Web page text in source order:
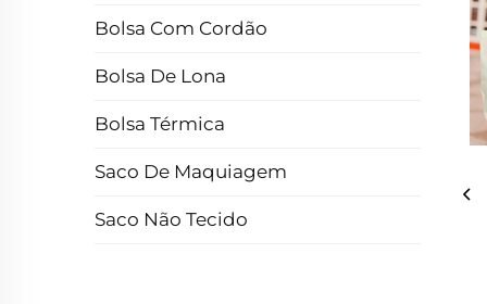
Bolsa Com Cordão
Bolsa De Lona
Bolsa Térmica
Saco De Maquiagem
Saco Não Tecido